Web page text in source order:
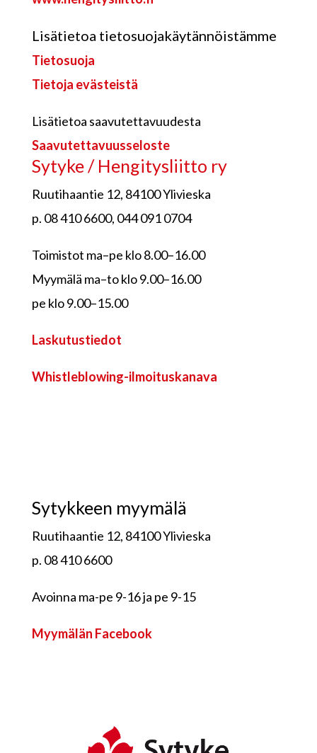
Lisätietoa tietosuojakäytännöistämme
Tietosuoja
Tietoja evästeistä
Lisätietoa saavutettavuudesta
Saavutettavuusseloste
Sytyke / Hengitysliitto ry
Ruutihaantie 12, 84100 Ylivieska
p. 08 410 6600, 044 091 0704
Toimistot ma–pe klo 8.00–16.00
Myymälä ma–to klo 9.00–16.00
pe klo 9.00–15.00
Laskutustiedot
Whistleblowing-ilmoituskanava
Sytykkeen myymälä
Ruutihaantie 12, 84100 Ylivieska
p. 08 410 6600
Avoinna ma-pe 9-16 ja pe 9-15
Myymälän Facebook